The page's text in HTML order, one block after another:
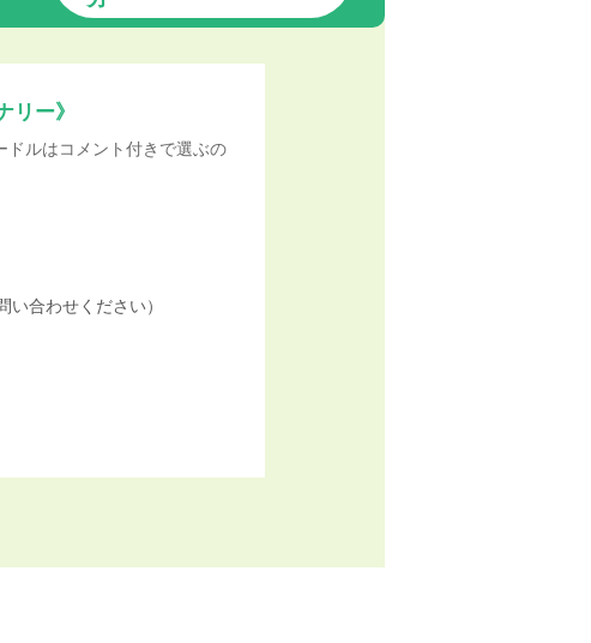
リー》
ドルはコメント付きで選ぶの
い合わせください）